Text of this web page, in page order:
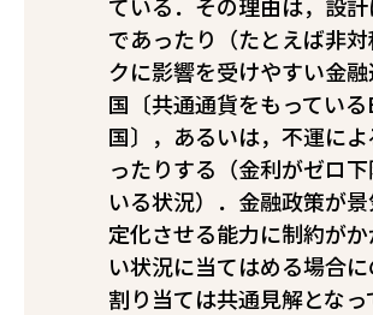
であったり（たとえば非
クに影響を受けやすい金
国〔共通通貨をもってい
国〕，あるいは，不運に
ったりする（金利がゼロ
いる状況）．金融政策が
定化させる能力に制約が
い状況に当てはめる場合
割り当ては共通見解となっ